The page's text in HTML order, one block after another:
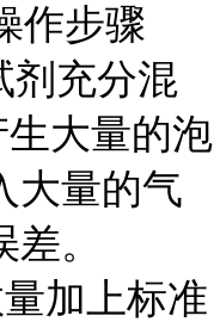
作步骤
剂充分混
大量的泡
大量的气
。
加上标准